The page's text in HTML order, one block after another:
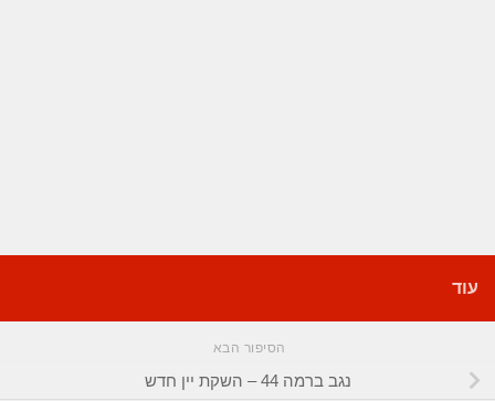
עוד
הסיפור הבא
נגב ברמה 44 – השקת יין חדש